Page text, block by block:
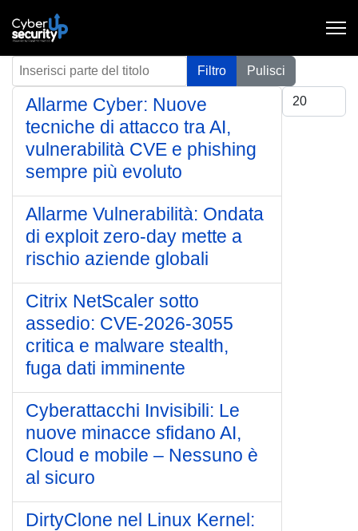
Inserisci parte del titolo Filtro
Pulisci
Visualizza #
Allarme Cyber: Nuove
tecniche di attacco tra AI,
vulnerabilità CVE e phishing
sempre più evoluto
Allarme Vulnerabilità: Ondata
di exploit zero-day mette a
rischio aziende globali
Citrix NetScaler sotto
assedio: CVE-2026-3055
critica e malware stealth,
fuga dati imminente
Cyberattacchi Invisibili: Le
nuove minacce sfidano AI,
Cloud e mobile – Nessuno è
al sicuro
DirtyClone nel Linux Kernel: